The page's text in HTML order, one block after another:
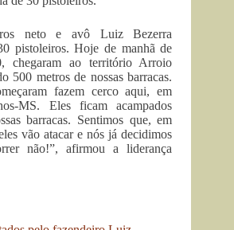
neto e avô Luiz Bezerra
pistoleiros. Hoje de manhã de
chegaram ao território Arroio
500 metros de nossas barracas.
fazem cerco aqui, em
MS. Eles ficam acampados
barracas. Sentimos que, em
vão atacar e nós já decidimos
não!”, afirmou a liderança